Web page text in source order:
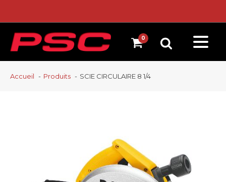
Accueil Produits SCIE CIRCULAIRE 8 1/4